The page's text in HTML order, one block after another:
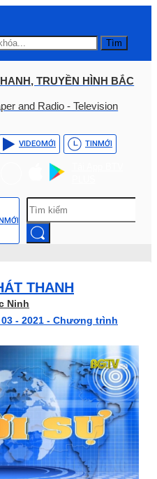
Tìm
TRUYỀN HÌNH BẮC
and Radio - Television
VIDEOMỚI TINMỚI
MỚI
THANH
Ninh
- 2021 - Chương trình